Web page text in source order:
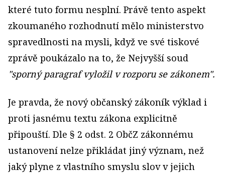
které tuto formu nesplní. Právě tento aspekt
zkoumaného rozhodnutí mělo ministerstvo
spravedlnosti na mysli, když ve své tiskové
zprávě poukázalo na to, že Nejvyšší soud
"sporný paragraf vyložil v rozporu se zákonem".
Je pravda, že nový občanský zákoník výklad i
proti jasnému textu zákona explicitně
připouští. Dle § 2 odst. 2 ObčZ zákonnému
ustanovení nelze přikládat jiný význam, než
jaký plyne z vlastního smyslu slov v jejich